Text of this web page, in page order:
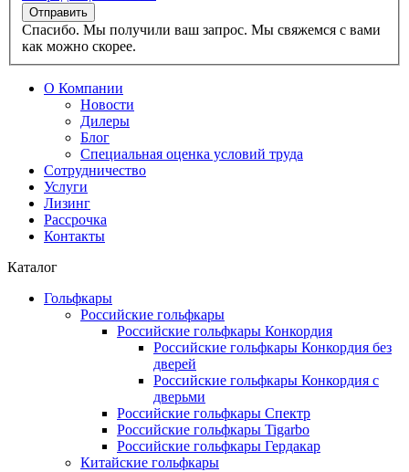
Спасибо. Мы получили ваш запрос. Мы свяжемся с вами
как можно скорее.
О Компании
Новости
Дилеры
Блог
Специальная оценка условий труда
Сотрудничество
Услуги
Лизинг
Рассрочка
Контакты
Каталог
Гольфкары
Российские гольфкары
Российские гольфкары Конкордия
Российские гольфкары Конкордия без
дверей
Российские гольфкары Конкордия с
дверьми
Российские гольфкары Спектр
Российские гольфкары Tigarbo
Российские гольфкары Гердакар
Китайские гольфкары